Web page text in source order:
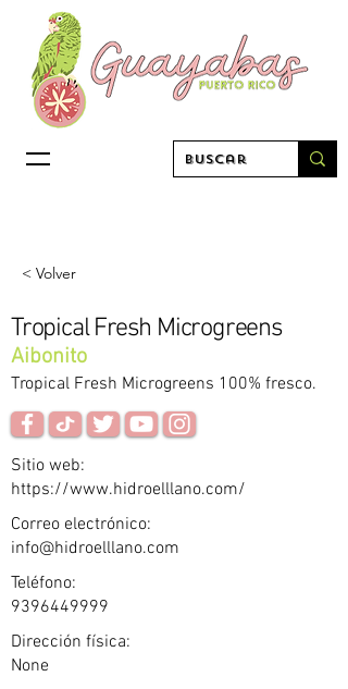
< Volver
Tropical Fresh Microgreens
Aibonito
Tropical Fresh Microgreens 100% fresco.
Sitio web:
https://www.hidroelllano.com/
Correo electrónico:
info@hidroelllano.com
Teléfono:
9396449999
Dirección física:
None